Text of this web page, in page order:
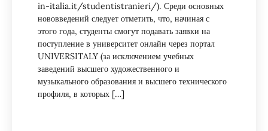
in-italia.it/studentistranieri/). Среди основных
нововведений следует отметить, что, начиная с
этого года, студенты смогут подавать заявки на
поступление в университет онлайн через портал
UNIVERSITALY (за исключением учебных
заведений высшего художественного и
музыкального образования и высшего технического
профиля, в которых […]